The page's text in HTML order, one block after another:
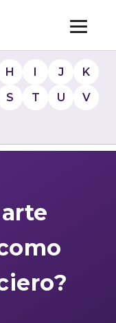
H I J
K
S T U
V